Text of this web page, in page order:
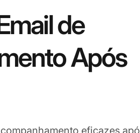
de
Após
eficazes